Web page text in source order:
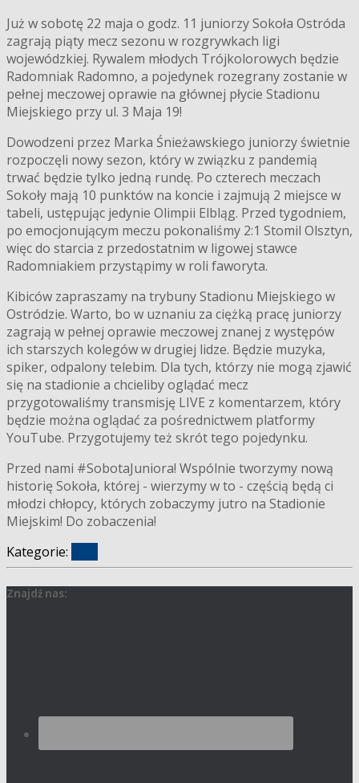
Już w sobotę 22 maja o godz. 11 juniorzy Sokoła Ostróda
zagrają piąty mecz sezonu w rozgrywkach ligi
wojewódzkiej. Rywalem młodych Trójkolorowych będzie
Radomniak Radomno, a pojedynek rozegrany zostanie w
pełnej meczowej oprawie na głównej płycie Stadionu
Miejskiego przy ul. 3 Maja 19!
Dowodzeni przez Marka Śnieżawskiego juniorzy świetnie
rozpoczęli nowy sezon, który w związku z pandemią
trwać będzie tylko jedną rundę. Po czterech meczach
Sokoły mają 10 punktów na koncie i zajmują 2 miejsce w
tabeli, ustępując jedynie Olimpii Elbląg. Przed tygodniem,
po emocjonującym meczu pokonaliśmy 2:1 Stomil Olsztyn,
więc do starcia z przedostatnim w ligowej stawce
Radomniakiem przystąpimy w roli faworyta.
Kibiców zapraszamy na trybuny Stadionu Miejskiego w
Ostródzie. Warto, bo w uznaniu za ciężką pracę juniorzy
zagrają w pełnej oprawie meczowej znanej z występów
ich starszych kolegów w drugiej lidze. Będzie muzyka,
spiker, odpalony telebim. Dla tych, którzy nie mogą zjawić
się na stadionie a chcieliby oglądać mecz
przygotowaliśmy transmisję LIVE z komentarzem, który
będzie można oglądać za pośrednictwem platformy
YouTube. Przygotujemy też skrót tego pojedynku.
Przed nami #SobotaJuniora! Wspólnie tworzymy nową
historię Sokoła, której - wierzymy w to - częścią będą ci
młodzi chłopcy, których zobaczymy jutro na Stadionie
Miejskim! Do zobaczenia!
Kategorie:
Znajdź nas: